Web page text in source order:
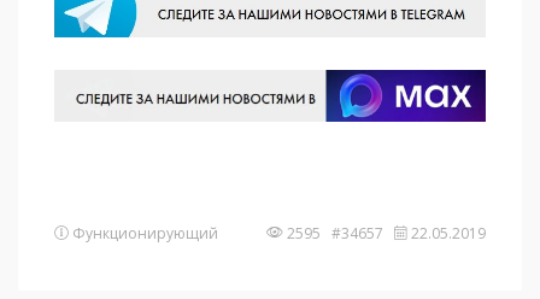
Функционирующий 2595 #34657 22.05.2019